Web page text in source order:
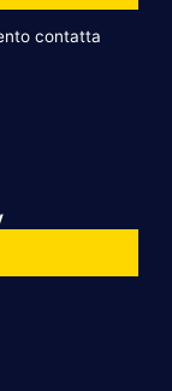
contatta